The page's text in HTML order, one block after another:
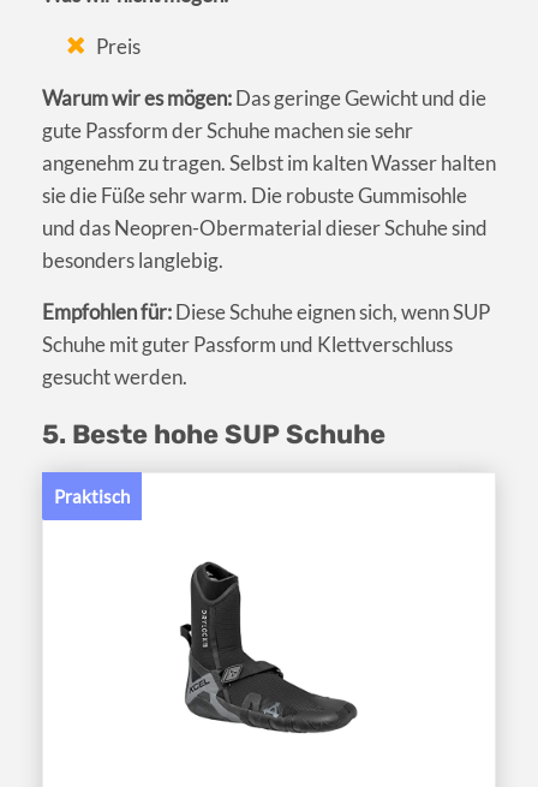
Preis
Warum wir es mögen:Das geringe Gewicht und die
gute Passform der Schuhe machen sie sehr
angenehm zu tragen. Selbst im kalten Wasser halten
sie die Füße sehr warm. Die robuste Gummisohle
und das Neopren-Obermaterial dieser Schuhe sind
besonders langlebig.
Empfohlen für:Diese Schuhe eignen sich, wenn SUP
Schuhe mit guter Passform und Klettverschluss
gesucht werden.
5. Beste hohe SUP Schuhe
Praktisch